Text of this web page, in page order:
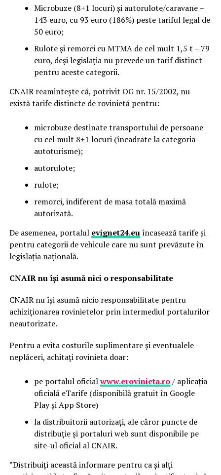
Microbuze (8+1 locuri) și autorulote/caravane –
143 euro, cu 93 euro (186%) peste tariful legal de
50 euro;
Rulote și remorci cu MTMA de cel mult 1,5 t – 79
euro, deși legislația nu prevede un tarif distinct
pentru aceste categorii.
CNAIR reamintește că, potrivit OG nr. 15/2002, nu
există tarife distincte de rovinietă pentru:
microbuze destinate transportului de persoane
cu cel mult 8+1 locuri (încadrate la categoria
autoturisme);
autorulote;
rulote;
remorci, indiferent de masa totală maximă
autorizată.
De asemenea, portalul evignet24.euîncasează tarife și
pentru categorii de vehicule care nu sunt prevăzute în
legislația națională.
CNAIR nu își asumă nici o responsabilitate
CNAIR nu își asumă nicio responsabilitate pentru
achiziționarea rovinietelor prin intermediul portalurilor
neautorizate.
Pentru a evita costurile suplimentare și eventualele
neplăceri, achitați rovinieta doar:
pe portalul oficialwww.erovinieta.ro/ aplicația
oficială eTarife (disponibilă gratuit în Google
Play și App Store)
la distribuitorii autorizați, ale căror puncte de
distribuție și portaluri web sunt disponibile pe
site-ul oficial al CNAIR.
”Distribuiți această informare pentru ca și alți